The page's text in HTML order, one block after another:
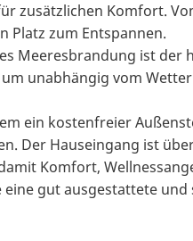
zusätzlichen Komfort.
Platz zum Entspannen.
Meeresbrandung ist der
unabhängig vom
ein kostenfreier
Der Hauseingang ist
Komfort,
gut ausgestattete